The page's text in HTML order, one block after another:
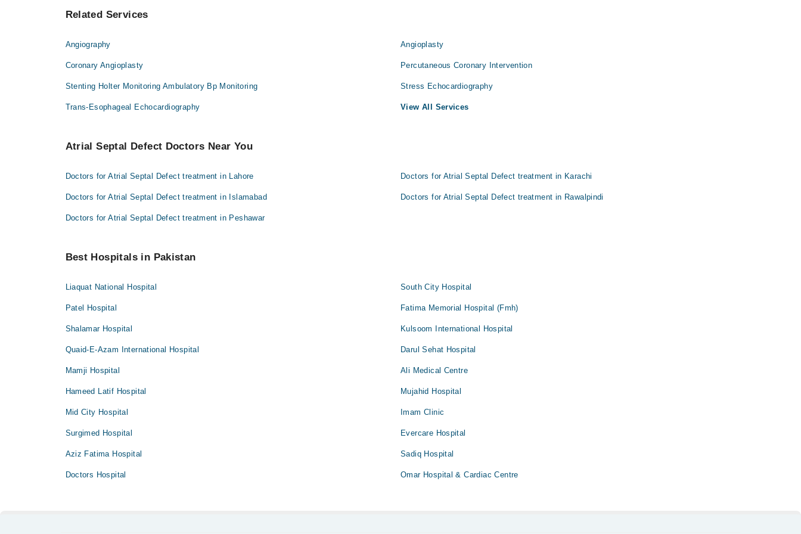
Related Services
Angiography Angioplasty
Coronary Angioplasty Percutaneous Coronary Intervention
Stenting Holter Monitoring Ambulatory Bp Monitoring Stress Echocardiography
Trans-Esophageal Echocardiography View All Services
Atrial Septal Defect Doctors Near You
Doctors for Atrial Septal Defect treatment in Lahore Doctors for Atrial Septal Defect treatment in Karachi
Doctors for Atrial Septal Defect treatment in Islamabad Doctors for Atrial Septal Defect treatment in Rawalpindi
Doctors for Atrial Septal Defect treatment in Peshawar
Best Hospitals in Pakistan
Liaquat National Hospital South City Hospital
Patel Hospital Fatima Memorial Hospital (Fmh)
Shalamar Hospital Kulsoom International Hospital
Quaid-E-Azam International Hospital Darul Sehat Hospital
Mamji Hospital Ali Medical Centre
Hameed Latif Hospital Mujahid Hospital
Mid City Hospital Imam Clinic
Surgimed Hospital Evercare Hospital
Aziz Fatima Hospital Sadiq Hospital
Doctors Hospital Omar Hospital & Cardiac Centre